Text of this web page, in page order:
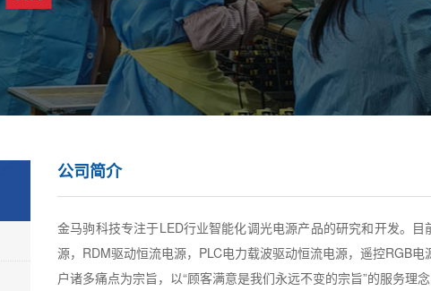
公司简介
金马驹科技专注于LED行业智能化调光电源产品的研究和开发。
源，RDM驱动恒流电源，PLC电力载波驱动恒流电源，遥控RGB
户诸多痛点为宗旨，以“顾客满意是我们永远不变的宗旨”的服务理